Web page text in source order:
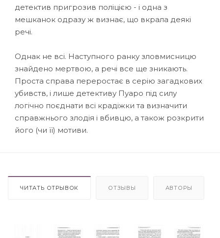
детектив пригрозив поліцією - і одна з
мешканок одразу ж визнає, що вкрала деякі
речі.
Однак не всі. Наступного ранку зловмисницю
знайдено мертвою, а речі все ще зникають.
Проста справа переростає в серію загадкових
убивств, і лише детективу Пуаро під силу
логічно поєднати всі крадіжки та визначити
справжнього злодія і вбивцю, а також розкрити
його (чи її) мотиви.
ЧИТАТЬ ОТРЫВОК ОТЗЫВЫ АВТОРЫ